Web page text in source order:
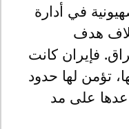
في أدارة
هدف
فإيران كانت
تؤمن لها حدود
على مد